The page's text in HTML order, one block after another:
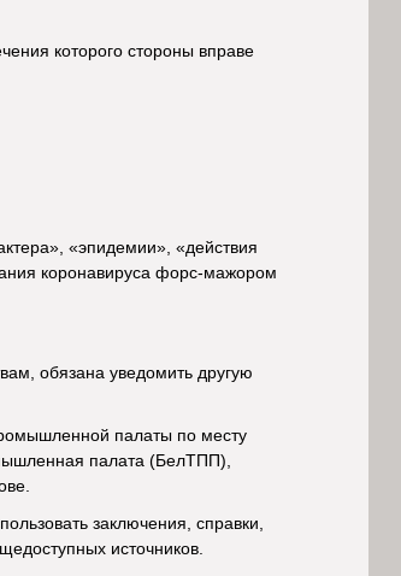
которого стороны вправе
«эпидемии», «действия
коронавируса форс-мажором
обязана уведомить другую
палаты по месту
палата (БелТПП),
заключения, справки,
источников.